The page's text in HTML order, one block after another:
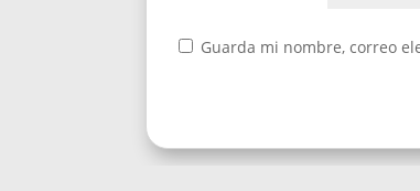
Guarda mi nombre, correo